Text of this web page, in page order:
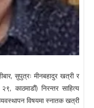
सुपुत्रः मीनबहादुर खत्री र
काठमाडौं) निरन्तर साहित्य
व्यवस्थापन विषयमा स्नातक खत्री